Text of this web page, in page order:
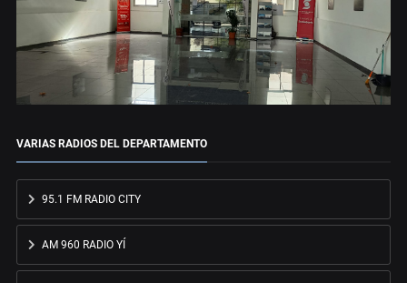
VARIAS RADIOS DEL DEPARTAMENTO
95.1 FM RADIO CITY
AM 960 RADIO YÍ